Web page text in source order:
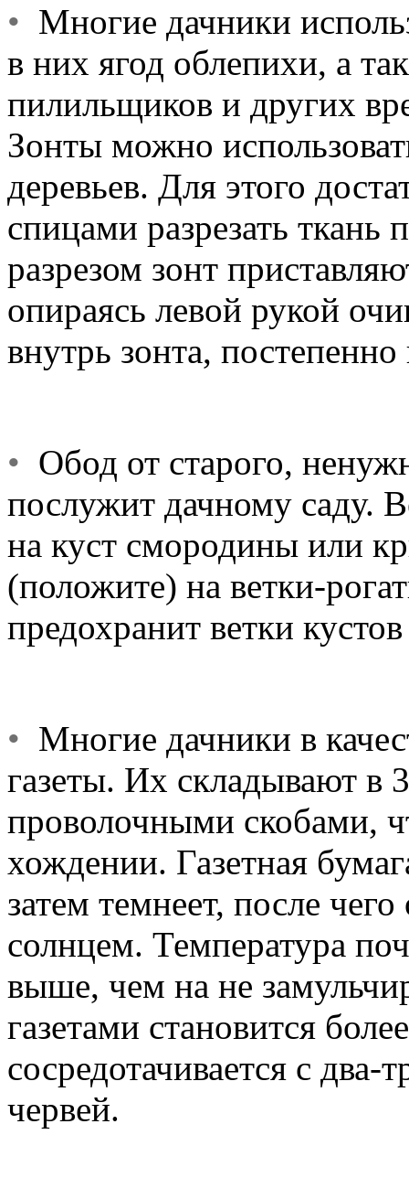
• Многие дачники
в них ягод облепихи, а
пилильщиков и других
Зонты можно
деревьев. Для этого
спицами разрезать
разрезом зонт
опираясь левой рукой
внутрь зонта, постепенно
• Обод от старого,
послужит дачному саду.
на куст смородины или
(положите) на ветки-
предохранит ветки
• Многие дачники в
газеты. Их складывают в
проволочными скобами,
хождении. Газетная
затем темнеет, после
солнцем. Температура
выше, чем на не
газетами становится
сосредотачивается с
червей.